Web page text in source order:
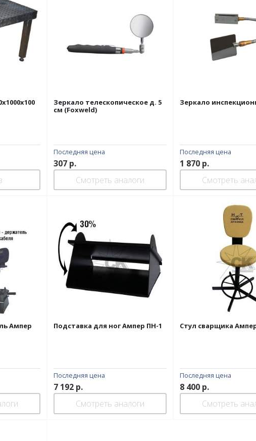
Зеркало телескопическое д. 5
см (Foxweld)
Последняя цена
307 р.
Смотреть аналоги
Зеркало
Последняя цена
1 870р.
Смотреть
Ампер
Подставка для ног Ампер ПН-1
Последняя цена
7 192 р.
Смотреть аналоги
Стул сварщика
Последняя цена
8 400р.
Смотреть